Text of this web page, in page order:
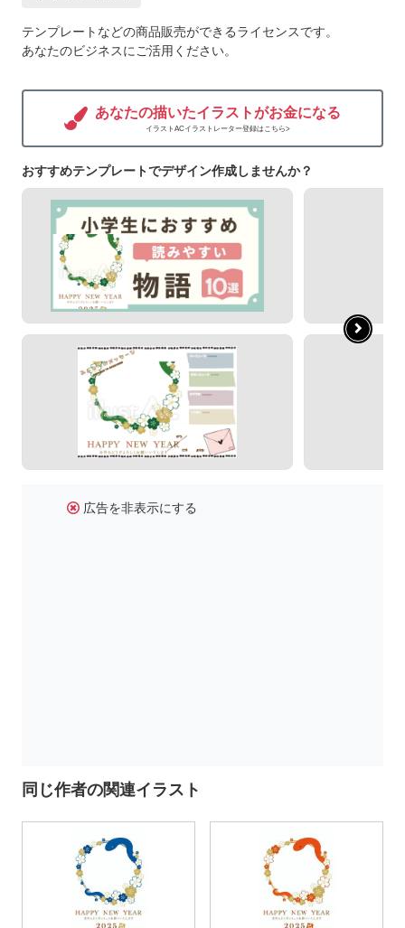
テンプレートなどの商品販売ができるライセンスです。
あなたのビジネスにご活用ください。
あなたの描いたイラストがお金になる
イラストACイラストレーター登録はこちら>
おすすめテンプレートでデザイン作成しませんか？
広告を非表示にする
同じ作者の関連イラスト